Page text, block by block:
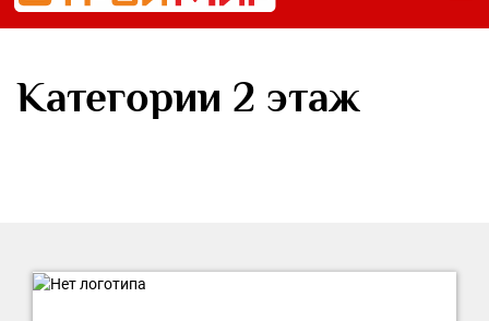
Категории 2 этаж